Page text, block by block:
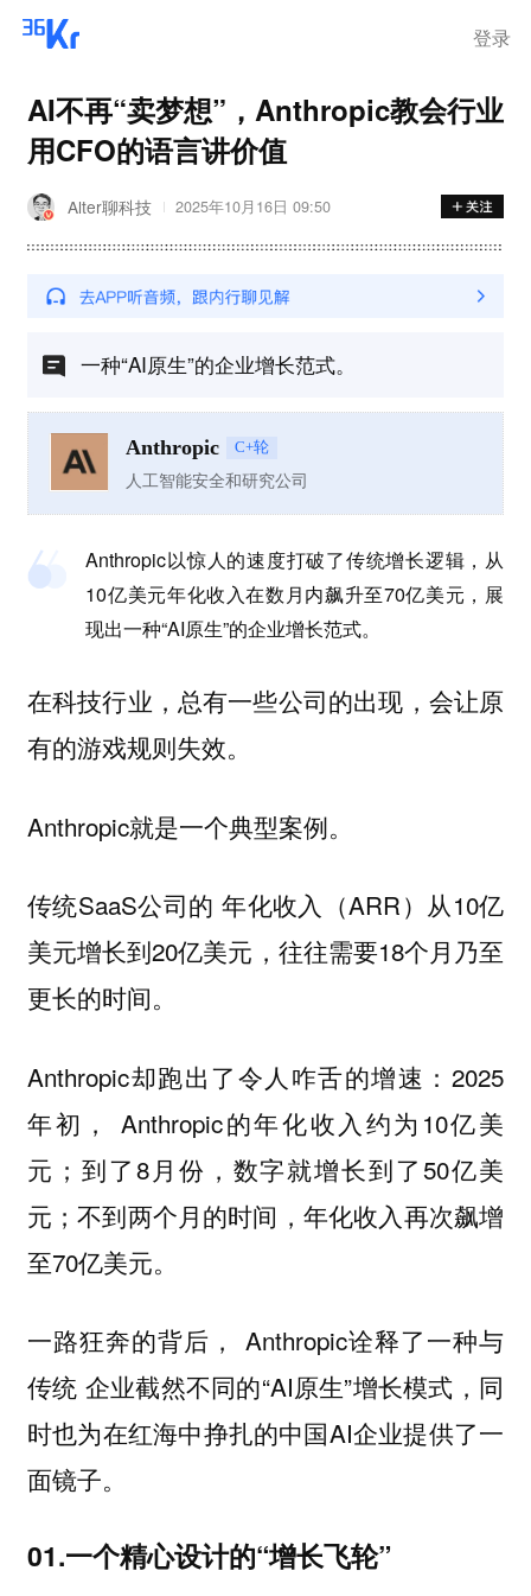
登录
AI不再“卖梦想”，Anthropic教会行业
用CFO的语言讲价值
Alter聊科技 2025年10月16日 09:50
一种“AI原生”的企业增长范式。
Anthropic C+轮
人工智能安全和研究公司
Anthropic以惊人的速度打破了传统增长逻辑，从
10亿美元年化收入在数月内飙升至70亿美元，展
现出一种“AI原生”的企业增长范式。
在科技行业，总有一些公司的出现，会让原
有的游戏规则失效。
Anthropic就是一个典型案例。
传统SaaS公司的 年化收入（ARR）从10亿
美元增长到20亿美元，往往需要18个月乃至
更长的时间。
Anthropic却跑出了令人咋舌的增速：2025
年初， Anthropic的年化收入约为10亿美
元；到了8月份，数字就增长到了50亿美
元；不到两个月的时间，年化收入再次飙增
至70亿美元。
一路狂奔的背后， Anthropic诠释了一种与
传统 企业截然不同的“AI原生”增长模式，同
时也为在红海中挣扎的中国AI企业提供了一
面镜子。
01.一个精心设计的“增长飞轮”